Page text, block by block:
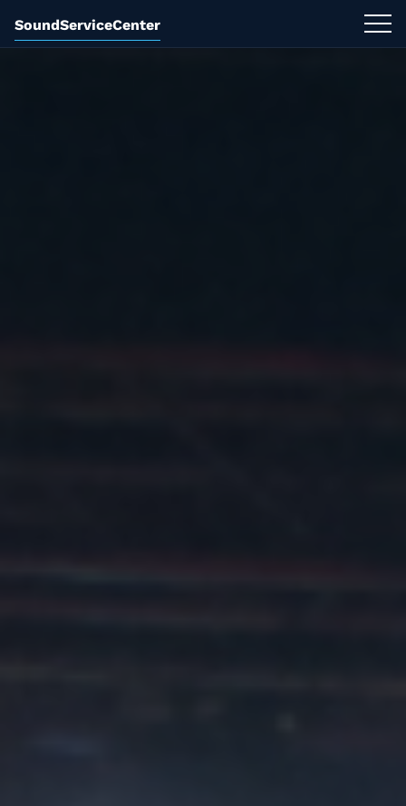
SoundServiceCenter